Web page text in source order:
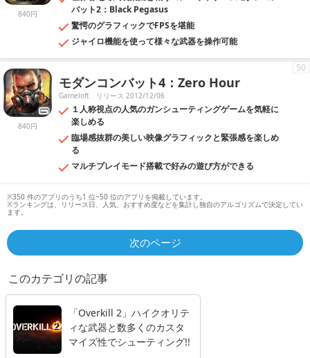
840円
バット2：Black Pegasus
驚愕のグラフィックでFPSを堪能
ジャイロ機能を使って様々な武器を操作可能
840円
モダンコンバット4：Zero Hour
Gameloft リリース 2012/12/06
１人称視点の人気のガンシューティングゲームを気軽に
楽しめる
臨場感抜群の美しい映像グラフィックと緊張感を楽しめ
る
マルチプレイモード搭載で好みの遊び方ができる
50
※350 件のアプリのうち1 位~50 位のアプリを掲載しています。
※ランキングは、リリース日、人気、おすすめ度などを集計し独自のアルゴリズムで決定してい
ます。
次のページ
このカテゴリの記事
「Overkill 2」ハイクオリテ
ィな武器と数多くのカスタ
マイズ性でシューティング!!